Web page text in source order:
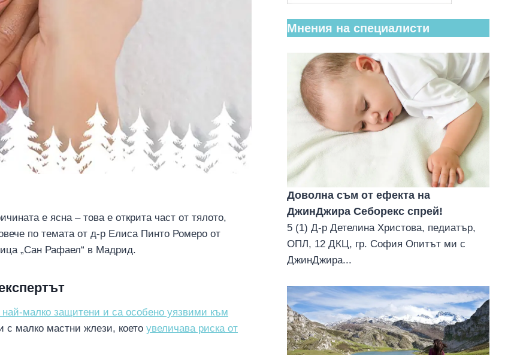
е ясна – това е открита част от тялото,
по темата от д-р Елиса Пинто Ромеро от
„Сан Рафаел“ в Мадрид.
малко защитени и са особено уязвими към
с малко мастни жлези, което увеличава риска от
Мнения на специалисти
Доволна съм от ефекта на
ДжинДжира Себорекс спрей!
5 (1) Д-р Детелина Христова, педиатър,
ОПЛ, 12 ДКЦ, гр. София Опитът ми с
ДжинДжира...